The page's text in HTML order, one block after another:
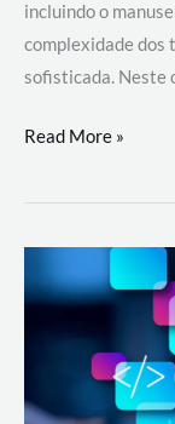
incluindo o
complexidade dos
sofisticada. Neste
Por
migrar
de
a
Read More »